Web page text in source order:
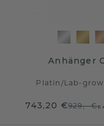
Anhänger
Platin /Lab-
743,20 €929,- €